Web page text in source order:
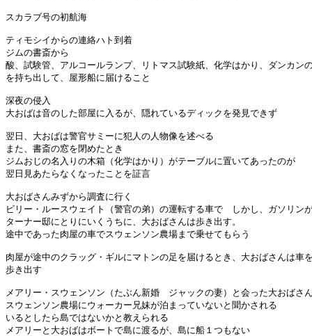
スカラブ号の初航海
ティモシイからの連絡ハト到着
ジムの書斎から
酸、試験管、アルコールランプ、リトマス試験紙、化学はかり、ダンカン
を持ち出して、屋形船に届けること
深夜の侵入
大おばは音のした部屋に入るが、隠れているディックを発見できず
翌日、大おばは警官サミーに犯人の人物像を述べる
また、書斎の窓を閉めたとき
ジムおじの名入りの木箱（化学はかり）がテーブルに置いてあったのが
翌日見あたらなくなったことを証言
大おばさんみずから調査に行く
ビリー・ルースウェイト（警官の弟）の運転する車で　しかし、ガソリン
ターナー邸にとりにいくうちに、大おばさんは歩き出す。
途中であった肉屋の車でスウェンソン農場まで乗せてもらう
肉屋が途中のクラッグ・ギルにマトンの足を届けるとき、大おばさんは車
歩き出す
メアリー・スウェンソン（たぶん新婚　ジャックの妻）と会った大おばさ
スウェンソン農場にウォーカー兄妹が泊まっていないと聞かされる
いるとしたら島ではないかと教えられる
メアリーと大おばはボートで島に渡るが、島に船１つもない